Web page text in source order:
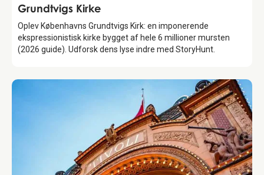
Attraction
Grundtvigs Kirke
Oplev Københavns Grundtvigs Kirk: en imponerende
ekspressionistisk kirke bygget af hele 6 millioner mursten
(2026 guide). Udforsk dens lyse indre med StoryHunt.